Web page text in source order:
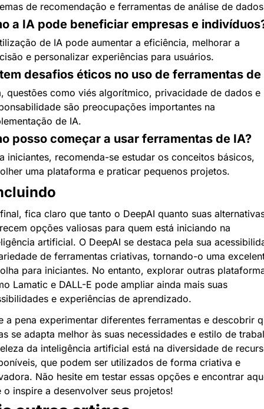
de recomendação e ferramentas de análise de
a IA pode beneficiar empresas e
de IA pode aumentar a eficiência, melhorar a
e personalizar experiências para usuários.
desafios éticos no uso de ferramentas de
questões como viés algorítmico, privacidade de dados e
são preocupações importantes na
de IA.
posso começar a usar ferramentas de IA?
iniciantes, recomenda-se estudar os conceitos básicos,
uma plataforma e praticar pequenos projetos.
fica claro que tanto o DeepAI quanto suas
opções valiosas para quem está iniciando na
artificial. O DeepAI se destaca pela sua
de ferramentas criativas, tornando-o uma
para iniciantes. No entanto, explorar outras
Lamatic e DALL-E pode ampliar ainda mais suas
e experiências de aprendizado.
a pena experimentar diferentes ferramentas e descobrir
se adapta melhor às suas necessidades e estilo de
da inteligência artificial está na diversidade de
que podem ser utilizados de forma criativa e
Não hesite em testar essas opções e encontrar
o inspire a desenvolver seus projetos!